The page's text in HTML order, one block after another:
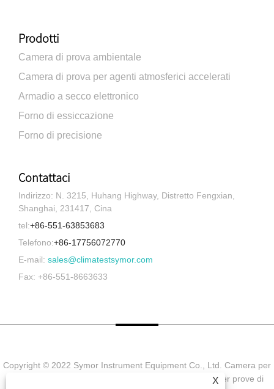
Prodotti
Camera di prova ambientale
Camera di prova per agenti atmosferici accelerati
Armadio a secco elettronico
Forno di essiccazione
Forno di precisione
Contattaci
Indirizzo: N. 3215, Huhang Highway, Distretto Fengxian,
Shanghai, 231417, Cina
tel:+86-551-63853683
Telefono:+86-17756072770
E-mail: sales@climatestsymor.com
Fax: +86-551-8663633
Copyright © 2022 Symor Instrument Equipment Co., Ltd. Camera per
prove ambientali, cabina elettronica a secco, camera per prove di
X